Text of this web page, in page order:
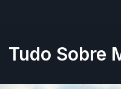
Tudo Sobre